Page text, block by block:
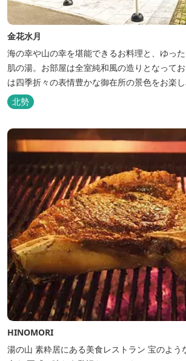
金花水月
海の幸や山の幸を堪能できるお料理と、ゆっ
肌の湯。お部屋は全室純和風の造りとなって
は四季折々の表情豊かな御在所の景色をお楽し
北勢
HINOMORI
湯の山 素粋居にある美食レストラン 宝のような食材と赤々と熾る